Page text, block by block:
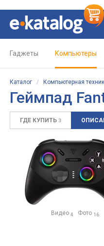
Гаджеты Компьютеры
Каталог / Компьютерная
Геймпад
ГДЕ КУПИТЬ 3
Видео 4 Фото 16